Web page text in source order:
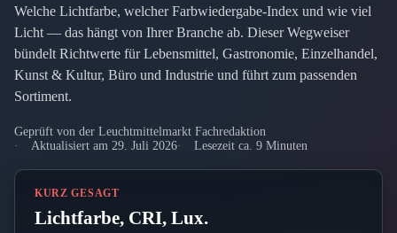
Welche Lichtfarbe, welcher Farbwiedergabe-Index und wie viel
Licht — das hängt von Ihrer Branche ab. Dieser Wegweiser
bündelt Richtwerte für Lebensmittel, Gastronomie, Einzelhandel,
Kunst & Kultur, Büro und Industrie und führt zum passenden
Sortiment.
Geprüft von der Leuchtmittelmarkt Fachredaktion
Aktualisiert am 29. Juli 2026
Lesezeit ca. 9 Minuten
KURZ GESAGT
Lichtfarbe, CRI, Lux.